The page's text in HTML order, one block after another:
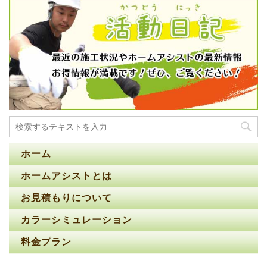
ホーム
ホームアシストとは
お見積もりについて
カラーシミュレーション
料金プラン